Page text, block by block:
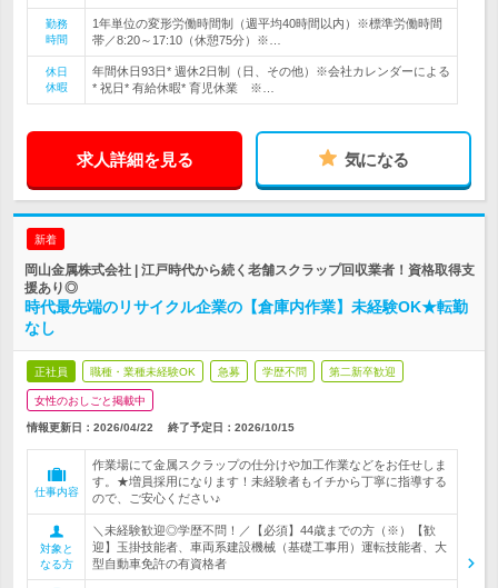
勤務
時間
1年単位の変形労働時間制（週平均40時間以内）※標準労働時間
帯／8:20～17:10（休憩75分）※…
休日
休暇
年間休日93日* 週休2日制（日、その他）※会社カレンダーによる
* 祝日* 有給休暇* 育児休業 ※…
求人詳細を見る 気になる
新着
岡山金属株式会社 | 江戸時代から続く老舗スクラップ回収業者！資格取得支
援あり◎
時代最先端のリサイクル企業の【倉庫内作業】未経験OK★転勤
なし
正社員 職種・業種未経験OK 急募 学歴不問 第二新卒歓迎
女性のおしごと掲載中
情報更新日：2026/04/22 終了予定日： 2026/10/15
仕事内容
作業場にて金属スクラップの仕分けや加工作業などをお任せしま
す。★増員採用になります！未経験者もイチから丁寧に指導する
ので、ご安心ください♪
対象と
なる方
＼未経験歓迎◎学歴不問！／【必須】44歳までの方（※）【歓
迎】玉掛技能者、車両系建設機械（基礎工事用）運転技能者、大
型自動車免許の有資格者